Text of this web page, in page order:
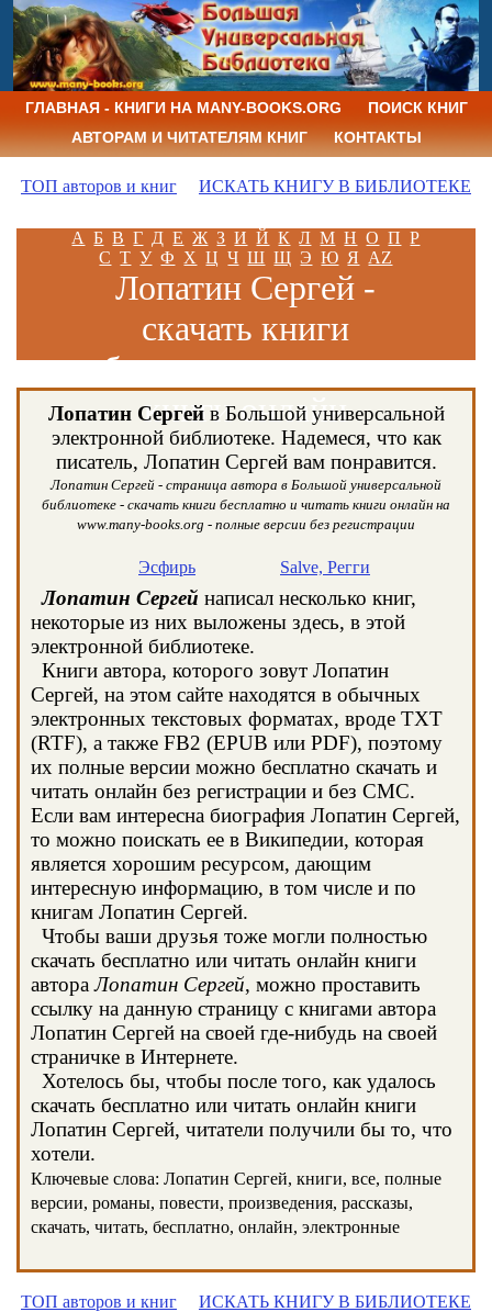
ГЛАВНАЯ - КНИГИ НА MANY-BOOKS.ORG
ПОИСК КНИГ
АВТОРАМ И ЧИТАТЕЛЯМ КНИГ
КОНТАКТЫ
ТОП авторов и книг ИСКАТЬ КНИГУ В БИБЛИОТЕКЕ
А Б В Г Д Е Ж З И Й К Л М Н О П Р
С Т У Ф Х Ц Ч Ш Щ Э Ю Я AZ
Лопатин Сергей -
скачать книги
бесплатно и читать
книги онлайн
Лопатин Сергейв Большой универсальной
электронной библиотеке. Надемеся, что как
писатель, Лопатин Сергей вам понравится.
Лопатин Сергей - страница автора в Большой универсальной
библиотеке - скачать книги бесплатно и читать книги онлайн на
www.many-books.org - полные версии без регистрации
Эсфирь Salve, Регги
Лопатин Сергей написал несколько книг,
некоторые из них выложены здесь, в этой
электронной библиотеке.
Книги автора, которого зовут Лопатин
Сергей, на этом сайте находятся в обычных
электронных текстовых форматах, вроде TXT
(RTF), а также FB2 (EPUB или PDF), поэтому
их полные версии можно бесплатно скачать и
читать онлайн без регистрации и без СМС.
Если вам интересна биография Лопатин Сергей,
то можно поискать ее в Википедии, которая
является хорошим ресурсом, дающим
интересную информацию, в том числе и по
книгам Лопатин Сергей.
Чтобы ваши друзья тоже могли полностью
скачать бесплатно или читать онлайн книги
автораЛопатин Сергей, можно проставить
ссылку на данную страницу с книгами автора
Лопатин Сергей на своей где-нибудь на своей
страничке в Интернете.
Хотелось бы, чтобы после того, как удалось
скачать бесплатно или читать онлайн книги
Лопатин Сергей, читатели получили бы то, что
хотели.
Ключевые слова: Лопатин Сергей, книги, все, полные
версии, романы, повести, произведения, рассказы,
скачать, читать, бесплатно, онлайн, электронные
ТОП авторов и книг ИСКАТЬ КНИГУ В БИБЛИОТЕКЕ